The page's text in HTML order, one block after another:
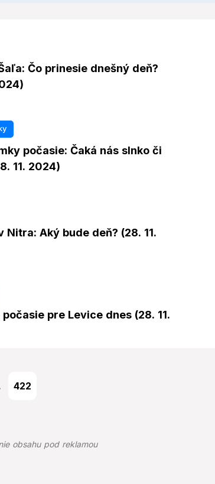
Čo prinesie dnešný deň?
počasie: Čaká nás slnko či
11. 2024)
Nitra: Aký bude deň? (28. 11.
pre Levice dnes (28. 11.
422
obsahu pod reklamou